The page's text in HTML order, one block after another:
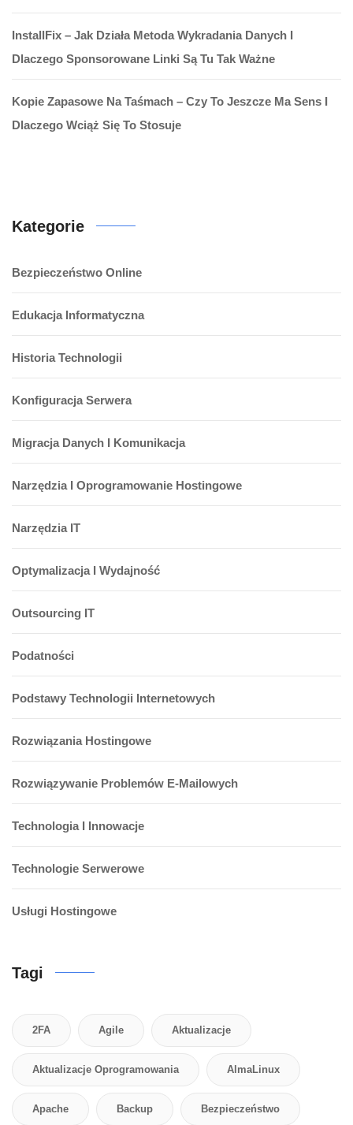
InstallFix – Jak Działa Metoda Wykradania Danych I
Dlaczego Sponsorowane Linki Są Tu Tak Ważne
Kopie Zapasowe Na Taśmach – Czy To Jeszcze Ma Sens I
Dlaczego Wciąż Się To Stosuje
Kategorie
Bezpieczeństwo Online
Edukacja Informatyczna
Historia Technologii
Konfiguracja Serwera
Migracja Danych I Komunikacja
Narzędzia I Oprogramowanie Hostingowe
Narzędzia IT
Optymalizacja I Wydajność
Outsourcing IT
Podatności
Podstawy Technologii Internetowych
Rozwiązania Hostingowe
Rozwiązywanie Problemów E-Mailowych
Technologia I Innowacje
Technologie Serwerowe
Usługi Hostingowe
Tagi
2FA Agile Aktualizacje
Aktualizacje Oprogramowania AlmaLinux
Apache Backup Bezpieczeństwo